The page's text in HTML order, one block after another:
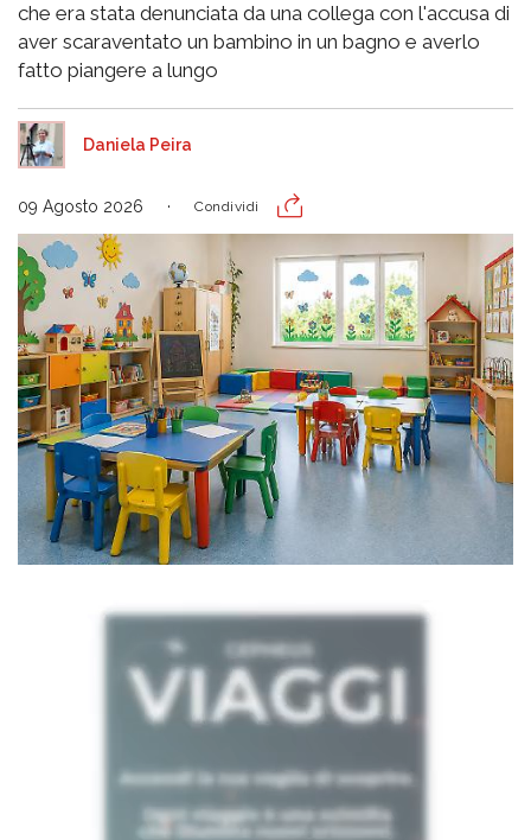
che era stata denunciata da una collega con l'accusa di
aver scaraventato un bambino in un bagno e averlo
fatto piangere a lungo
Daniela Peira
09 Agosto 2026 Condividi